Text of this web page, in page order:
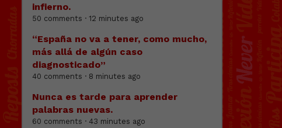
infierno.
50 comments · 12 minutes ago
“España no va a tener, como mucho,
más allá de algún caso
diagnosticado”
40 comments · 8 minutes ago
Nunca es tarde para aprender
palabras nuevas.
60 comments · 43 minutes ago